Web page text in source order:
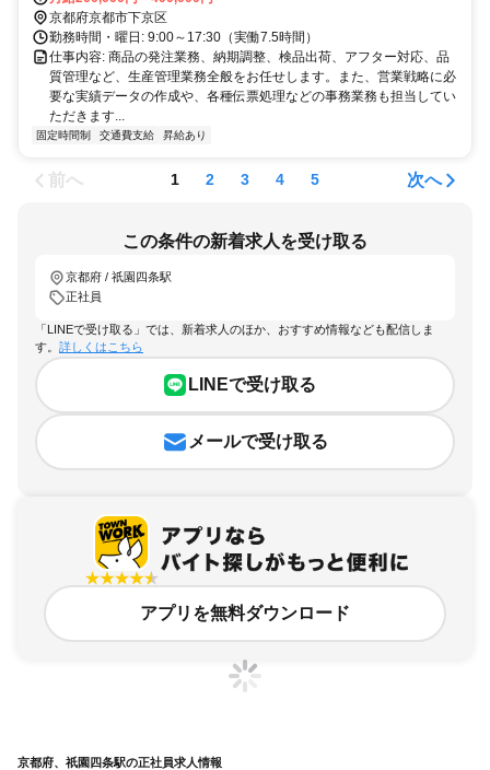
京都府京都市下京区
勤務時間・曜日: 9:00～17:30（実働7.5時間）
仕事内容: 商品の発注業務、納期調整、検品出荷、アフター対応、品
質管理など、生産管理業務全般をお任せします。また、営業戦略に必
要な実績データの作成や、各種伝票処理などの事務業務も担当してい
ただきます...
固定時間制 交通費支給 昇給あり
前へ 1 2 3 4 5 次へ
この条件の新着求人を受け取る
京都府 / 祇園四条駅
正社員
「LINEで受け取る」では、新着求人のほか、おすすめ情報なども配信しま
す。 詳しくはこちら
LINEで受け取る
メールで受け取る
アプリを無料ダウンロード
京都府、祇園四条駅の正社員求人情報